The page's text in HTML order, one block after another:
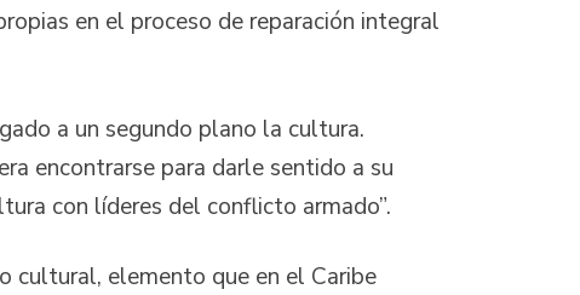
en el proceso de reparación integral
a un segundo plano la cultura.
encontrarse para darle sentido a su
con líderes del conflicto armado”.
cultural, elemento que en el Caribe